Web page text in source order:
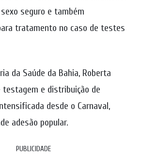
seguro e também
tratamento no caso de testes
da Saúde da Bahia, Roberta
testagem e distribuição de
desde o Carnaval,
adesão popular.
PUBLICIDADE